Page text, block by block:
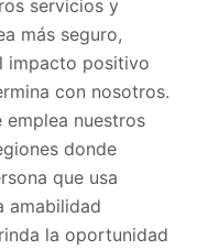
servicios y
más seguro,
impacto positivo
con nosotros.
nuestros
donde
que usa
amabilidad
la oportunidad